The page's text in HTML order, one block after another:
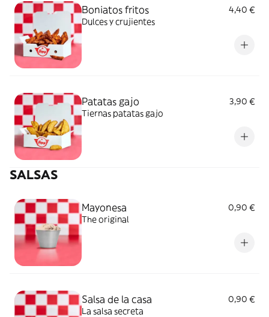
Boniatos fritos
4,40 €
Dulces y crujientes
Patatas gajo
3,90 €
Tiernas patatas gajo
SALSAS
Mayonesa
0,90 €
The original
Salsa de la casa
0,90 €
La salsa secreta